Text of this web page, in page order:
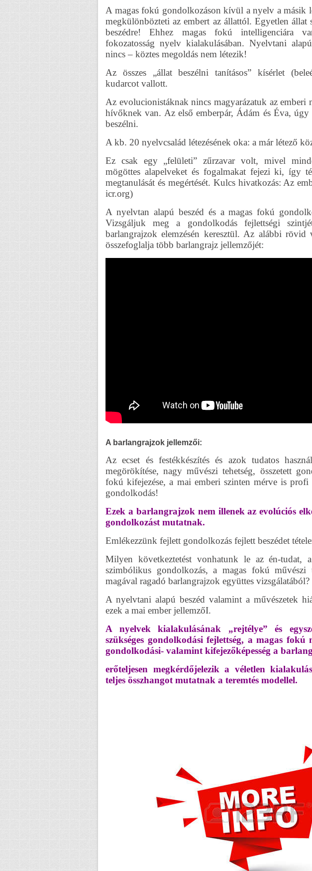
A magas fokú gondolkozáson kívül a nyelv a másik
megkülönbözteti az embert az állattól. Egyetlen állat
beszédre! Ehhez magas fokú intelligenciára
fokozatosság nyelv kialakulásában. Nyelvtani
nincs – köztes megoldás nem létezik!
Az összes „állat beszélni tanításos” kísérlet
kudarcot vallott.
Az evolucionistáknak nincs magyarázatuk az emberi
hívőknek van. Az első emberpár, Ádám és Éva,
beszélni.
A kb. 20 nyelvcsalád létezésének oka: a már létező
Ez csak egy „felületi” zűrzavar volt, mivel
mögöttes alapelveket és fogalmakat fejezi ki, így
megtanulását és megértését. Kulcs hivatkozás: Az
icr.org)
A nyelvtan alapú beszéd és a magas fokú
Vizsgáljuk meg a gondolkodás fejlettségi
barlangrajzok elemzésén keresztül. Az alábbi rövid
összefoglalja több barlangrajz jellemzőjét:
A barlangrajzok jellemzői:
Az ecset és festékkészítés és azok tudatos
megörökítése, nagy művészi tehetség, összetett
fokú kifejezése, a mai emberi szinten mérve is profi
gondolkodás!
Ezek a barlangrajzok nem illenek az evolúciós
gondolkozást mutatnak.
Emlékezzünk fejlett gondolkozás fejlett beszédet
Milyen következtetést vonhatunk le az én-tudat,
szimbólikus gondolkozás, a magas fokú művészi
magával ragadó barlangrajzok együttes vizsgálatából?
A nyelvtani alapú beszéd valamint a művészetek
ezek a mai ember jellemzőI.
A nyelvek kialakulásának „rejtélye” és
szükséges gondolkodási fejlettség, a magas fokú
gondolkodási- valamint kifejezőképesség a
erőteljesen megkérdőjelezik a véletlen
teljes összhangot mutatnak a teremtés modellel.